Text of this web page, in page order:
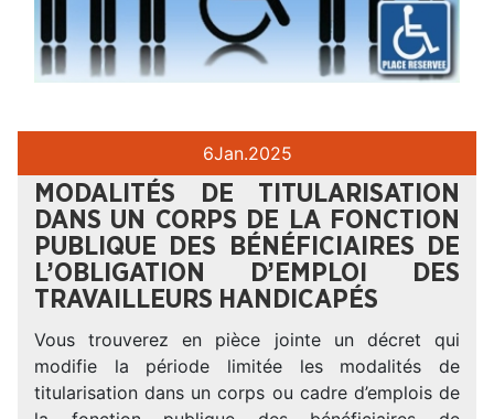
6Jan.2025
MODALITÉS DE TITULARISATION
DANS UN CORPS DE LA FONCTION
PUBLIQUE DES BÉNÉFICIAIRES DE
L’OBLIGATION D’EMPLOI DES
TRAVAILLEURS HANDICAPÉS
Vous trouverez en pièce jointe un décret qui
modifie la période limitée les modalités de
titularisation dans un corps ou cadre d’emplois de